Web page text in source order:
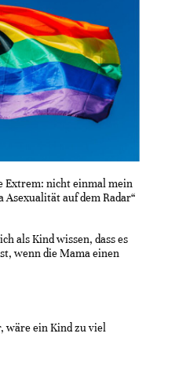
Extrem: nicht einmal mein
Asexualität auf dem Radar“
als Kind wissen, dass es
wenn die Mama einen
wäre ein Kind zu viel